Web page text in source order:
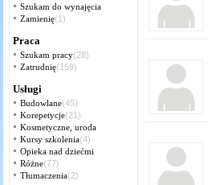
Szukam do wynajęcia
Zamienię(1)
Praca
Szukam pracy(28)
Zatrudnię(159)
Usługi
Budowlane(45)
Korepetycje(21)
Kosmetyczne, uroda
Kursy szkolenia(4)
Opieka nad dziećmi
Różne(77)
Tłumaczenia(2)